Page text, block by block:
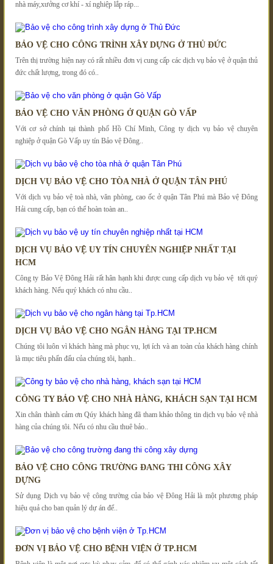
nhà máy,xưởng cơ khí - xí nghiệp lắp ráp...
BẢO VỆ CHO CÔNG TRÌNH XÂY DỰNG Ở THỦ ĐỨC
Trên thị trường hiện nay có rất nhiều đơn vị cung cấp các dịch vụ bảo vệ ở quận thủ
đức chất lượng, trong đó có..
BẢO VỆ CHO VĂN PHÒNG Ở QUẬN GÒ VẤP
Với cơ sở chính tại thành phố Hồ Chí Minh, Công ty dịch vụ bảo vệ chuyên
nghiệp ở quận Gò Vấp uy tín Bảo vệ Đông..
DỊCH VỤ BẢO VỆ CHO TÒA NHÀ Ở QUẬN TÂN PHÚ
Với dịch vụ bảo vệ toà nhà, văn phòng, cao ốc ở quận Tân Phú mà Bảo vệ Đông
Hải cung cấp, bạn có thể hoàn toàn an..
DỊCH VỤ BẢO VỆ UY TÍN CHUYÊN NGHIỆP NHẤT TẠI
HCM
Công ty Bảo Vệ Đông Hải rất hân hạnh khi được cung cấp dịch vụ bảo vệ tới quý
khách hàng. Nếu quý khách có nhu cầu..
DỊCH VỤ BẢO VỆ CHO NGÂN HÀNG TẠI TP.HCM
Chúng tôi luôn vì khách hàng mà phục vụ, lợi ích và an toàn của khách hàng chính
là mục tiêu phấn đấu của chúng tôi, hạnh..
CÔNG TY BẢO VỆ CHO NHÀ HÀNG, KHÁCH SẠN TẠI HCM
Xin chân thành cảm ơn Qúy khách hàng đã tham khảo thông tin dịch vụ bảo vệ nhà
hàng của chúng tôi. Nếu có nhu cầu thuê bảo..
BẢO VỆ CHO CÔNG TRƯỜNG ĐANG THI CÔNG XÂY
DỰNG
Sử dụng Dịch vụ bảo vệ công trường của bảo vệ Đông Hải là một phương pháp
hiệu quả cho ban quản lý dự án để..
ĐƠN VỊ BẢO VỆ CHO BỆNH VIỆN Ở TP.HCM